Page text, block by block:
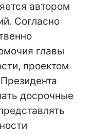
автором
Согласно
главы
проектом
досрочные